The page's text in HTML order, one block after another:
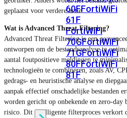
60FFortiWiFi
61F
FortiWiFi
70GFortiWiFi
71GFortiWiFi
80FFortiWiFi
81F
Licentie
geplaatst voor verdere actie.
Wat is Advanced Threat Filtering?
Advanced Threat Filtering is een
ontworpen om de bestandsanalyse te
aantal foutpositieve meldingen te
technologieën te combineren, zoals AV,
gedrags- en heuristische analyse en
aanpak effectief onschadelijke bestanden
worden gericht op onbekende en zero-day
risico. Dit intelligente filterproces verkort